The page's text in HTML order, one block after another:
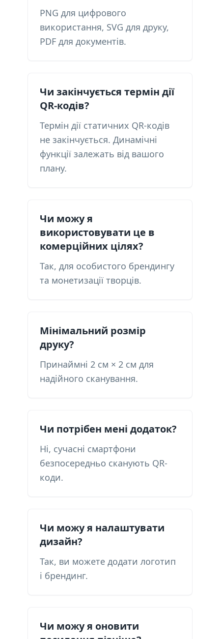
PNG для цифрового
використання, SVG для друку,
PDF для документів.
Чи закінчується термін дії
QR-кодів?
Термін дії статичних QR-кодів
не закінчується. Динамічні
функції залежать від вашого
плану.
Чи можу я
використовувати це в
комерційних цілях?
Так, для особистого брендингу
та монетизації творців.
Мінімальний розмір
друку?
Принаймні 2 см × 2 см для
надійного сканування.
Чи потрібен мені додаток?
Ні, сучасні смартфони
безпосередньо сканують QR-
коди.
Чи можу я налаштувати
дизайн?
Так, ви можете додати логотип
і брендинг.
Чи можу я оновити